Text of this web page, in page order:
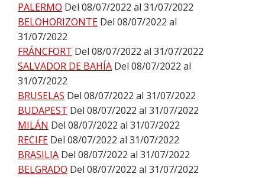
PALERMO Del 08/07/2022 al 31/07/2022
BELOHORIZONTE Del 08/07/2022 al
31/07/2022
FRÁNCFORT Del 08/07/2022 al 31/07/2022
SALVADOR DE BAHÍA Del 08/07/2022 al
31/07/2022
BRUSELAS Del 08/07/2022 al 31/07/2022
BUDAPEST Del 08/07/2022 al 31/07/2022
MILÁN Del 08/07/2022 al 31/07/2022
RECIFE Del 08/07/2022 al 31/07/2022
BRASILIA Del 08/07/2022 al 31/07/2022
BELGRADO Del 08/07/2022 al 31/07/2022